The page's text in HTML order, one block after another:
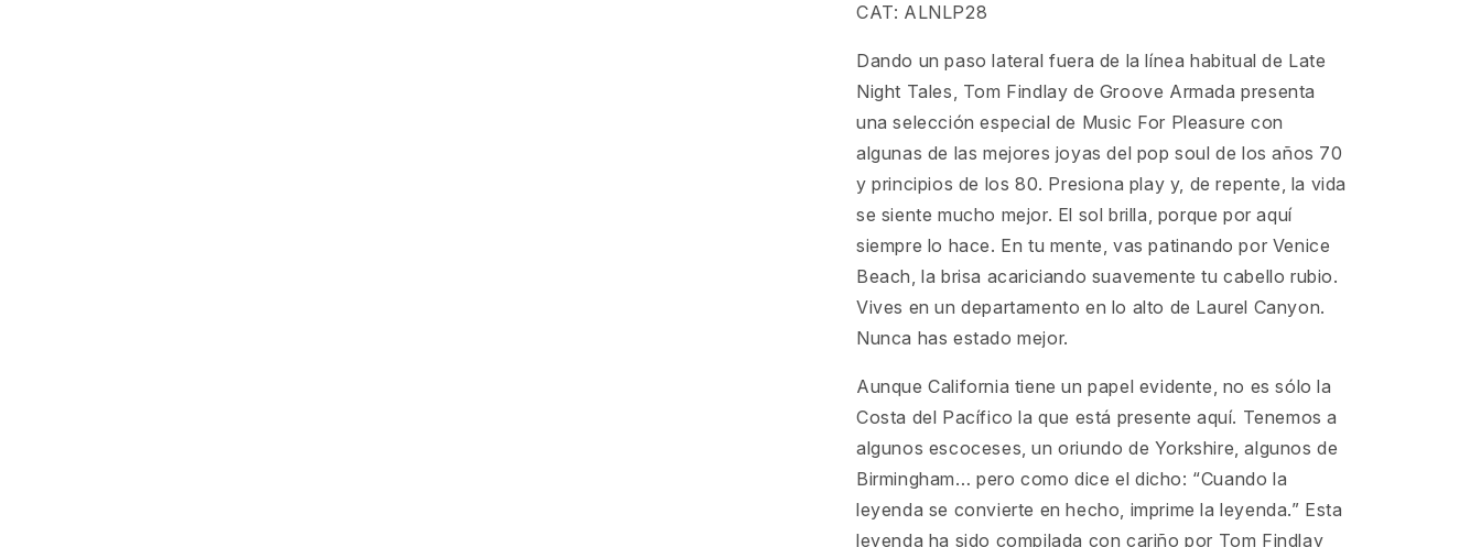
CAT: ALNLP28
Dando un paso lateral fuera de la línea habitual de Late
Night Tales, Tom Findlay de Groove Armada presenta
una selección especial de Music For Pleasure con
algunas de las mejores joyas del pop soul de los años 70
y principios de los 80. Presiona play y, de repente, la vida
se siente mucho mejor. El sol brilla, porque por aquí
siempre lo hace. En tu mente, vas patinando por Venice
Beach, la brisa acariciando suavemente tu cabello rubio.
Vives en un departamento en lo alto de Laurel Canyon.
Nunca has estado mejor.
Aunque California tiene un papel evidente, no es sólo la
Costa del Pacífico la que está presente aquí. Tenemos a
algunos escoceses, un oriundo de Yorkshire, algunos de
Birmingham… pero como dice el dicho: “Cuando la
leyenda se convierte en hecho, imprime la leyenda.” Esta
leyenda ha sido compilada con cariño por Tom Findlay